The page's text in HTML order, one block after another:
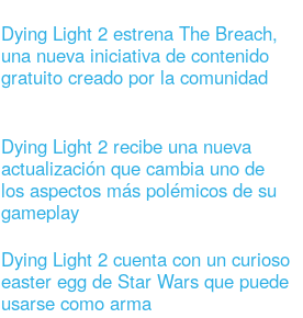
Dying Light 2 estrena The Breach,
una nueva iniciativa de contenido
gratuito creado por la comunidad
Dying Light 2 recibe una nueva
actualización que cambia uno de
los aspectos más polémicos de su
gameplay
Dying Light 2 cuenta con un curioso
easter egg de Star Wars que puede
usarse como arma